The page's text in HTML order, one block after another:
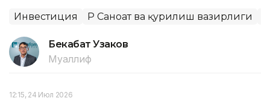
Инвестиция ҚР Саноат ва қурилиш вазирлиги
Бекабат Узаков
Муаллиф
12:15, 24 Июл 2026